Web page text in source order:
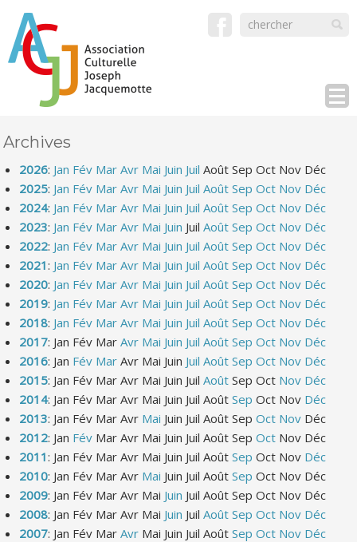
Archives
2026: Jan Fév Mar Avr Mai Juin Juil Août Sep Oct Nov Déc
2025: Jan Fév Mar Avr Mai Juin Juil Août Sep Oct Nov Déc
2024: Jan Fév Mar Avr Mai Juin Juil Août Sep Oct Nov Déc
2023: Jan Fév Mar Avr Mai Juin Juil Août Sep Oct Nov Déc
2022: Jan Fév Mar Avr Mai Juin Juil Août Sep Oct Nov Déc
2021: Jan Fév Mar Avr Mai Juin Juil Août Sep Oct Nov Déc
2020: Jan Fév Mar Avr Mai Juin Juil Août Sep Oct Nov Déc
2019: Jan Fév Mar Avr Mai Juin Juil Août Sep Oct Nov Déc
2018: Jan Fév Mar Avr Mai Juin Juil Août Sep Oct Nov Déc
2017: Jan Fév Mar Avr Mai Juin Juil Août Sep Oct Nov Déc
2016: Jan Fév Mar Avr Mai Juin Juil Août Sep Oct Nov Déc
2015: Jan Fév Mar Avr Mai Juin Juil Août Sep Oct Nov Déc
2014: Jan Fév Mar Avr Mai Juin Juil Août Sep Oct Nov Déc
2013: Jan Fév Mar Avr Mai Juin Juil Août Sep Oct Nov Déc
2012: Jan Fév Mar Avr Mai Juin Juil Août Sep Oct Nov Déc
2011: Jan Fév Mar Avr Mai Juin Juil Août Sep Oct Nov Déc
2010: Jan Fév Mar Avr Mai Juin Juil Août Sep Oct Nov Déc
2009: Jan Fév Mar Avr Mai Juin Juil Août Sep Oct Nov Déc
2008: Jan Fév Mar Avr Mai Juin Juil Août Sep Oct Nov Déc
2007: Jan Fév Mar Avr Mai Juin Juil Août Sep Oct Nov Déc